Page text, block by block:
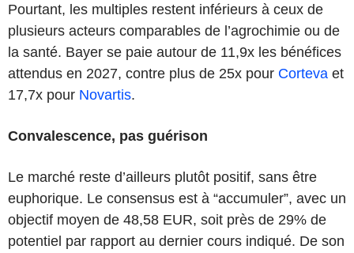
Pourtant, les multiples restent inférieurs à ceux de
plusieurs acteurs comparables de l’agrochimie ou de
la santé. Bayer se paie autour de 11,9x les bénéfices
attendus en 2027, contre plus de 25x pour Corteva et
17,7x pour Novartis.
Convalescence, pas guérison
Le marché reste d’ailleurs plutôt positif, sans être
euphorique. Le consensus est à “accumuler”, avec un
objectif moyen de 48,58 EUR, soit près de 29% de
potentiel par rapport au dernier cours indiqué. De son